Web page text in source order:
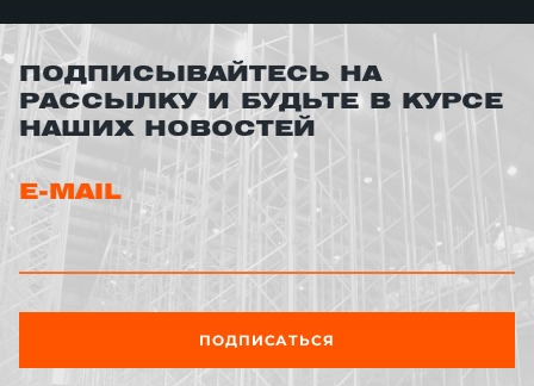
ПОДПИСЫВАЙТЕСЬ НА
РАССЫЛКУ И БУДЬТЕ В КУРСЕ
НАШИХ НОВОСТЕЙ
E-MAIL
ПОДПИСАТЬСЯ